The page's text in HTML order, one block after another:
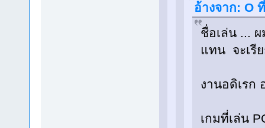
อ้างจาก: O
ชื่อเล่น ...
แทน จะเรี
งานอดิเรก
เกมที่เล่น